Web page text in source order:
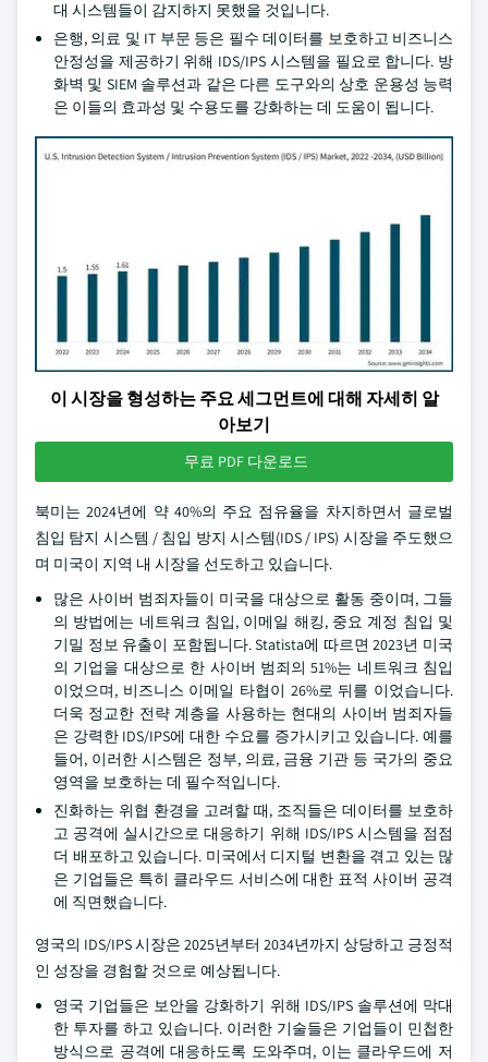
대 시스템들이 감지하지 못했을 것입니다.
은행, 의료 및 IT 부문 등은 필수 데이터를 보호하고 비즈니스
안정성을 제공하기 위해 IDS/IPS 시스템을 필요로 합니다. 방
화벽 및 SIEM 솔루션과 같은 다른 도구와의 상호 운용성 능력
은 이들의 효과성 및 수용도를 강화하는 데 도움이 됩니다.
이 시장을 형성하는 주요 세그먼트에 대해 자세히 알
아보기
무료 PDF 다운로드
북미는 2024년에 약 40%의 주요 점유율을 차지하면서 글로벌
침입 탐지 시스템 / 침입 방지 시스템(IDS / IPS) 시장을 주도했으
며 미국이 지역 내 시장을 선도하고 있습니다.
많은 사이버 범죄자들이 미국을 대상으로 활동 중이며, 그들
의 방법에는 네트워크 침입, 이메일 해킹, 중요 계정 침입 및
기밀 정보 유출이 포함됩니다. Statista에 따르면 2023년 미국
의 기업을 대상으로 한 사이버 범죄의 51%는 네트워크 침입
이었으며, 비즈니스 이메일 타협이 26%로 뒤를 이었습니다.
더욱 정교한 전략 계층을 사용하는 현대의 사이버 범죄자들
은 강력한 IDS/IPS에 대한 수요를 증가시키고 있습니다. 예를
들어, 이러한 시스템은 정부, 의료, 금융 기관 등 국가의 중요
영역을 보호하는 데 필수적입니다.
진화하는 위협 환경을 고려할 때, 조직들은 데이터를 보호하
고 공격에 실시간으로 대응하기 위해 IDS/IPS 시스템을 점점
더 배포하고 있습니다. 미국에서 디지털 변환을 겪고 있는 많
은 기업들은 특히 클라우드 서비스에 대한 표적 사이버 공격
에 직면했습니다.
영국의 IDS/IPS 시장은 2025년부터 2034년까지 상당하고 긍정적
인 성장을 경험할 것으로 예상됩니다.
영국 기업들은 보안을 강화하기 위해 IDS/IPS 솔루션에 막대
한 투자를 하고 있습니다. 이러한 기술들은 기업들이 민첩한
방식으로 공격에 대응하도록 도와주며, 이는 클라우드에 저